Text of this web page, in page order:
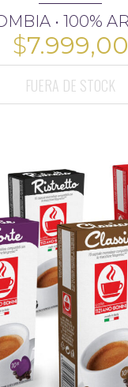
• 100%
$7.999,00
FUERA DE STOCK